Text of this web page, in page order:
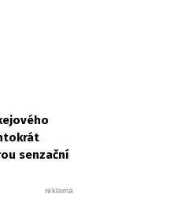
senzační